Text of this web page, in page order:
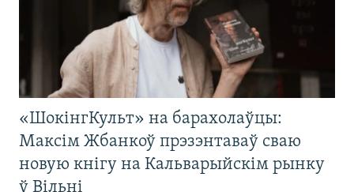
«ШокінгКульт» на барахолаўцы:
Максім Жбанкоў прэзэнтаваў сваю
новую кнігу на Кальварыйскім рынку
ў Вільні